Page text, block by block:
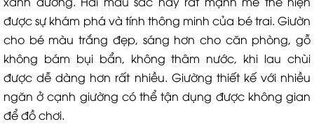
được sự khám phá và tính thông minh của bé trai. Giườn
cho bé màu trắng đẹp, sáng hơn cho căn phòng, gỗ
không bám bụi bẩn, không thâm nước, khi lau chùi
được dễ dàng hơn rất nhiều. Giường thiết kế với nhiều
ngăn ở cạnh giường có thể tận dụng được không gian
để đồ chơi.